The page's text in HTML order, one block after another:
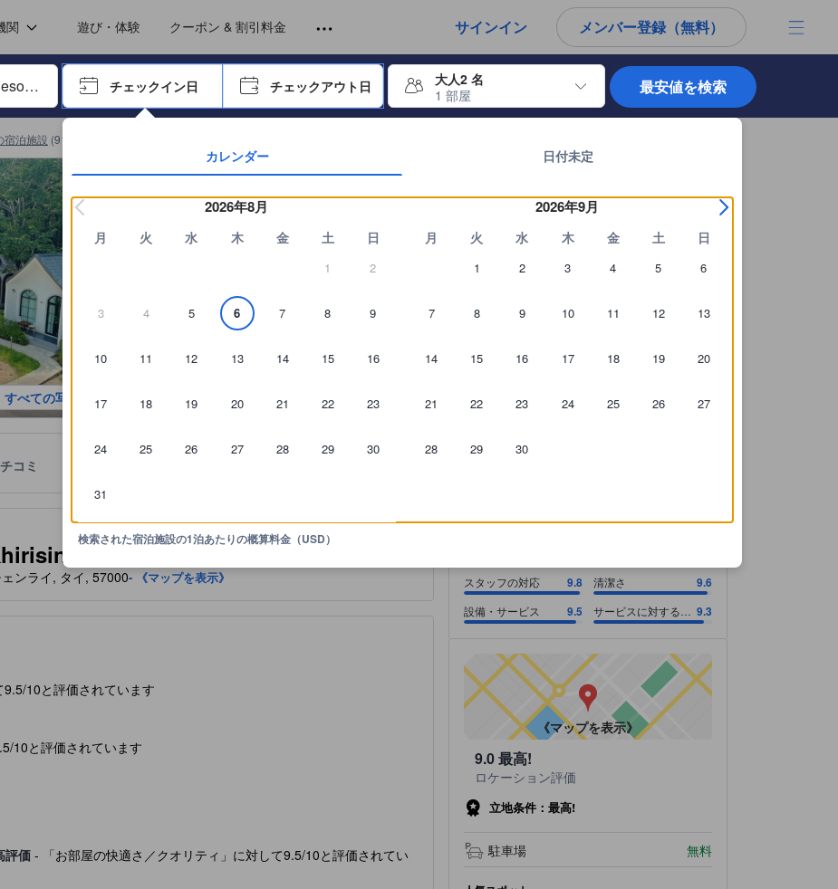
関 遊び・体験 クーポン & 割引料金 サインイン メンバー登録（無料）
ーで進み、エンターキーを押して内容を確定して、検索します。
チェックイン日 チェックアウト日
大人2 名
1 部屋
エンターキーを押して日付選択画面の操作を開始します。方向キーを使用して、チェックイン日とチェックアウト日を移動します。エンターキ
カレンダー 日付未定
2026年8月
月 火 水 木 金 土 日
1 2
3 4 5 6 7 8 9
10 11 12 13 14 15 16
17 18 19 20 21 22 23
24 25 26 27 28 29 30
31
2026年9月
月 火 水 木 金 土 日
1 2 3 4 5 6
7 8 9 10 11 12 13
14 15 16 17 18 19 20
21 22 23 24 25 26 27
28 29 30
検索された宿泊施設の1泊あたりの概算料金（USD）
最安値を検索
宿泊施設 (914
すべての写真を見る
コミ
Resort Chiang rai)
ンライ, タイ, 57000- 《マップを表示》
10と評価されています
10と評価されています
評価 - 「お部屋の快適さ／クオリティ」に対して9.5/10と評価されてい
スタッフの対応 9.8スコア（10点満点）. 清潔さ 9.6スコア（10点満点
スタッフの対応 9.8 清潔さ 9.6
設備・サービス 9.5
サービスに対する料
金
9.3
《マップを表示》
9.0最高!
ロケーション評価
立地条件：最高!
駐車場 無料
ストから提供されています。実際の経験に基づいた内容であるため、これから宿泊選びをされるユーザーにとっても参考となる信頼できる情報